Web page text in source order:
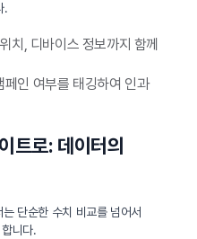
.
치, 디바이스 정보까지 함께
인 여부를 태깅하여 인과
트로: 데이터의
단순한 수치 비교를 넘어서
니다.